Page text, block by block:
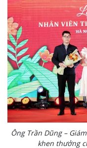
Ông Trần Dũng –
khen thưởng